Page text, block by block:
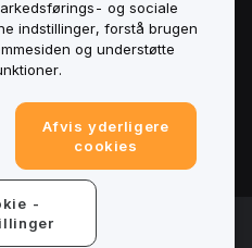
reserved.
og sociale
indstillinger, forstå brugen
og understøtte
Afvis yderligere
cookies
-